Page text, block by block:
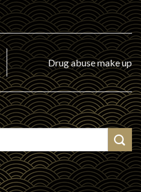
Drug abuse make up